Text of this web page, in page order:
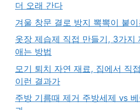
더 오래 간다
겨울 창문 결로 방지 뽁뽁이 붙
옷장 제습제 직접 만들기, 3가지
애는 방법
모기 퇴치 자연 재료, 집에서 직
이런 결과가
주방 기름때 제거 주방세제 vs